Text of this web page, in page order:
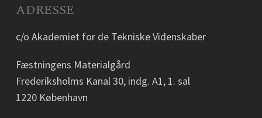
ADRESSE
c/o Akademiet for de Tekniske Videnskaber
Fæstningens Materialgård
Frederiksholms Kanal 30, indg. A1, 1. sal
1220 København